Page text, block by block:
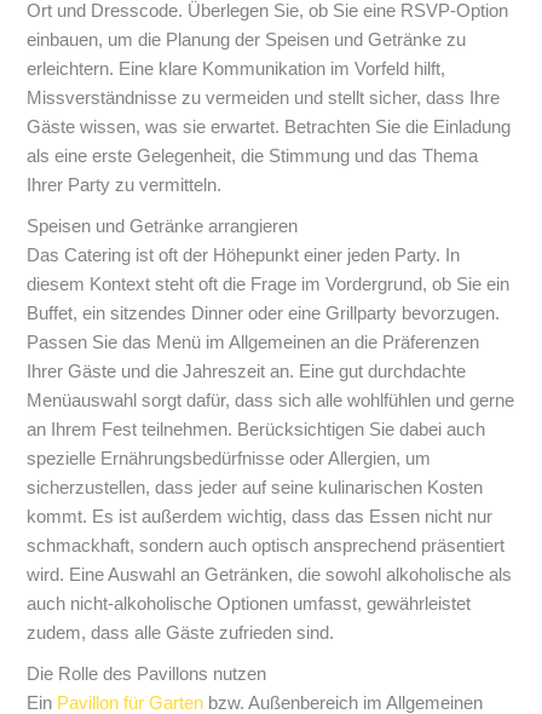
Ort und Dresscode. Überlegen Sie, ob Sie eine RSVP-Option
einbauen, um die Planung der Speisen und Getränke zu
erleichtern. Eine klare Kommunikation im Vorfeld hilft,
Missverständnisse zu vermeiden und stellt sicher, dass Ihre
Gäste wissen, was sie erwartet. Betrachten Sie die Einladung
als eine erste Gelegenheit, die Stimmung und das Thema
Ihrer Party zu vermitteln.
Speisen und Getränke arrangieren
Das Catering ist oft der Höhepunkt einer jeden Party. In
diesem Kontext steht oft die Frage im Vordergrund, ob Sie ein
Buffet, ein sitzendes Dinner oder eine Grillparty bevorzugen.
Passen Sie das Menü im Allgemeinen an die Präferenzen
Ihrer Gäste und die Jahreszeit an. Eine gut durchdachte
Menüauswahl sorgt dafür, dass sich alle wohlfühlen und gerne
an Ihrem Fest teilnehmen. Berücksichtigen Sie dabei auch
spezielle Ernährungsbedürfnisse oder Allergien, um
sicherzustellen, dass jeder auf seine kulinarischen Kosten
kommt. Es ist außerdem wichtig, dass das Essen nicht nur
schmackhaft, sondern auch optisch ansprechend präsentiert
wird. Eine Auswahl an Getränken, die sowohl alkoholische als
auch nicht-alkoholische Optionen umfasst, gewährleistet
zudem, dass alle Gäste zufrieden sind.
Die Rolle des Pavillons nutzen
Ein Pavillon für Garten bzw. Außenbereich im Allgemeinen